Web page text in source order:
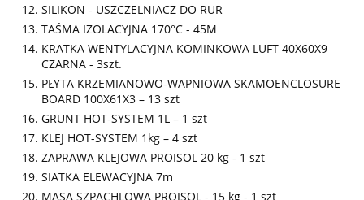
SILIKON - USZCZELNIACZ DO RUR
TAŚMA IZOLACYJNA 170°C - 45M
KRATKA WENTYLACYJNA KOMINKOWA LUFT 40X60X9
CZARNA - 3szt.
PŁYTA KRZEMIANOWO-WAPNIOWA SKAMOENCLOSURE
BOARD 100X61X3 – 13 szt
GRUNT HOT-SYSTEM 1L – 1 szt
KLEJ HOT-SYSTEM 1kg – 4 szt
ZAPRAWA KLEJOWA PROISOL 20 kg - 1 szt
SIATKA ELEWACYJNA 7m
MASA SZPACHLOWA PROISOL - 15 kg - 1 szt